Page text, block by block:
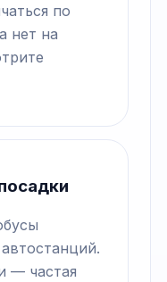
по
нет на
— частая